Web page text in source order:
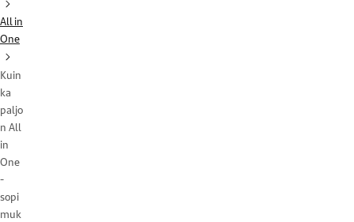
All in
One
Kuin
ka
paljo
n All
in
One
-
sopi
muk